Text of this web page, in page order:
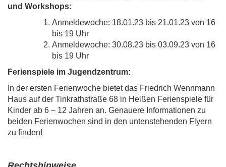
und Workshops:
Anmeldewoche: 18.01.23 bis 21.01.23 von 16
bis 19 Uhr
Anmeldewoche: 30.08.23 bis 03.09.23 von 16
bis 19 Uhr
Ferienspiele im Jugendzentrum:
In der ersten Ferienwoche bietet das Friedrich Wennmann
Haus auf der Tinkrathstraße 68 in Heißen Ferienspiele für
Kinder ab 6 – 12 Jahren an. Genauere Informationen zu
beiden Ferienwochen sind in den untenstehenden Flyern
zu finden!